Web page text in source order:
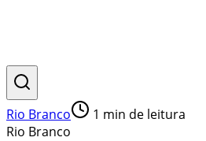
Rio Branco 1 min de leitura
Rio Branco